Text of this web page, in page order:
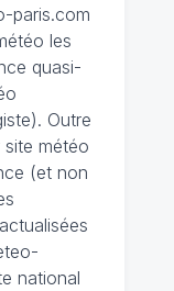
paris.com
les
quasi-
Outre
météo
(et non
national